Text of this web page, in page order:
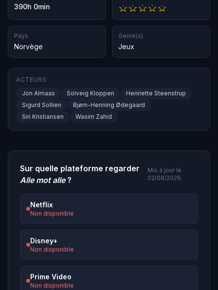
390h 0min
Pays
Norvège
Genre(s)
Jeux
ACTEURS
Jon Almaas
Solveig Kloppen
Henriette Steenstrup
Sigurd Sollien
Bjørn-Henning Ødegaard
Siri Kristiansen
Wasim Zahid
Sur quelle plateforme regarder
Alle mot alle?
Mis à jour le
02/08/2026
Netflix
Non disponible
Disney+
Non disponible
Prime Video
Non disponible